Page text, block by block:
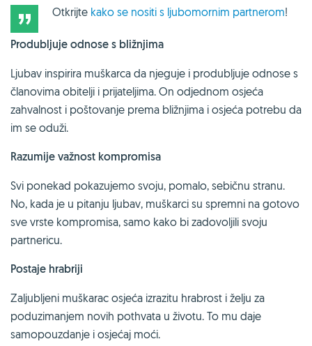
Otkrijte kako se nositi s ljubomornim partnerom!
Produbljuje odnose s bližnjima
Ljubav inspirira muškarca da njeguje i produbljuje odnose s
članovima obitelji i prijateljima. On odjednom osjeća
zahvalnost i poštovanje prema bližnjima i osjeća potrebu da
im se oduži.
Razumije važnost kompromisa
Svi ponekad pokazujemo svoju, pomalo, sebičnu stranu.
No, kada je u pitanju ljubav, muškarci su spremni na gotovo
sve vrste kompromisa, samo kako bi zadovoljili svoju
partnericu.
Postaje hrabriji
Zaljubljeni muškarac osjeća izrazitu hrabrost i želju za
poduzimanjem novih pothvata u životu. To mu daje
samopouzdanje i osjećaj moći.